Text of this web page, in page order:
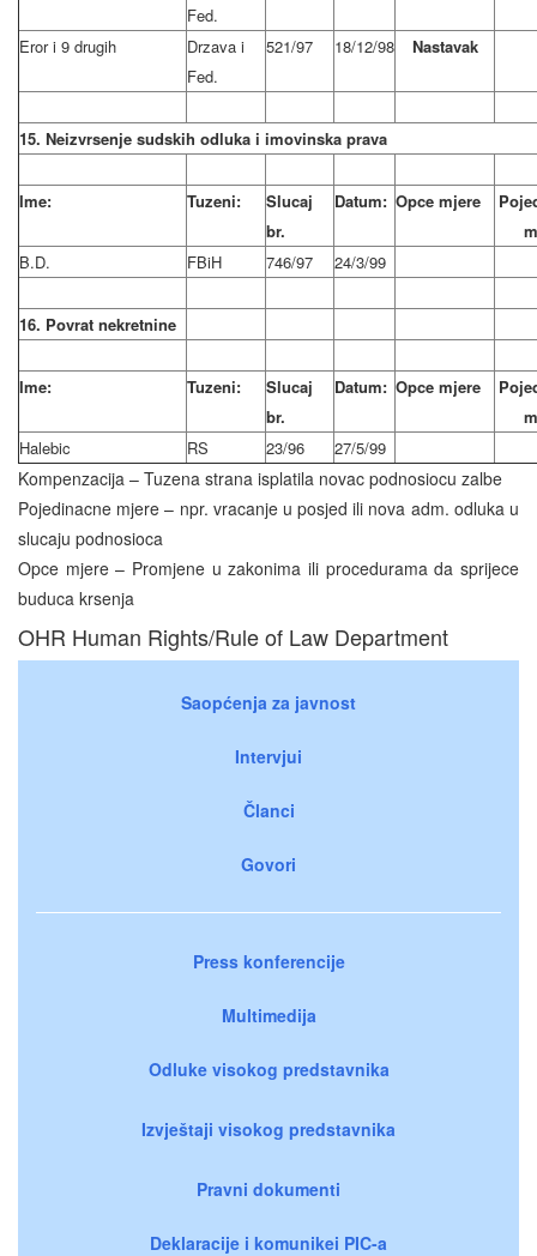
Fed.
Eror i 9 drugih
Drzava i
Fed.
521/97 18/12/98 Nastavak
15. Neizvrsenje sudskih odluka i imovinska prava
Ime: Tuzeni:
Slucaj
br.
Datum: Opce mjere
B.D.
FBiH 746/97 24/3/99
16. Povrat nekretnine
Ime: Tuzeni:
Slucaj
br.
Datum: Opce mjere
Halebic
RS 23/96 27/5/99
Kompenzacija – Tuzena strana isplatila novac podnosiocu zalbe
Pojedinacne mjere – npr. vracanje u posjed ili nova adm. odluka u
slucaju podnosioca
Opce mjere – Promjene u zakonima ili procedurama da sprijece
buduca krsenja
OHR Human Rights/Rule of Law Department
Saopćenja za javnost
Intervjui
Članci
Govori
Press konferencije
Multimedija
Odluke visokog predstavnika
Izvještaji visokog predstavnika
Pravni dokumenti
Deklaracije i komunikei PIC-a